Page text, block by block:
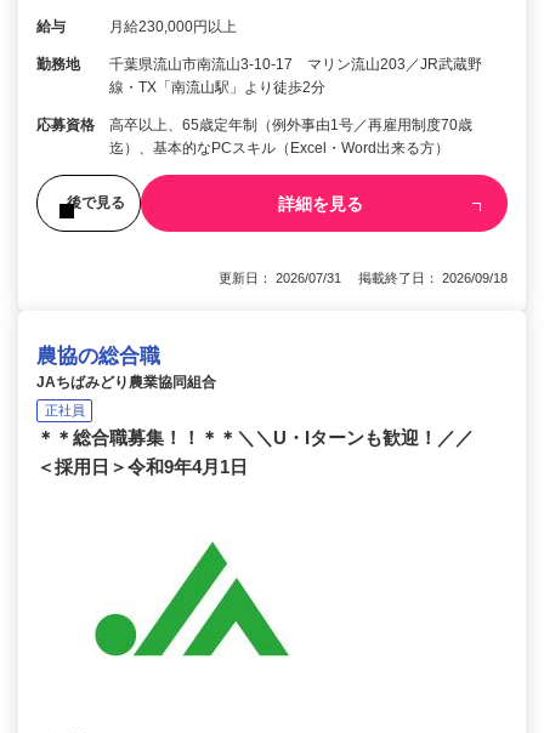
給与 月給230,000円以上
勤務地
千葉県流山市南流山3-10-17 マリン流山203／JR武蔵野
線・TX「南流山駅」より徒歩2分
応募資格
高卒以上、65歳定年制（例外事由1号／再雇用制度70歳
迄）、基本的なPCスキル（Excel・Word出来る方）
後で見る 詳細を見る
更新日： 2026/07/31 掲載終了日： 2026/09/18
農協の総合職
JAちばみどり農業協同組合
正社員
＊＊総合職募集！！＊＊＼＼U・Iターンも歓迎！／／
＜採用日＞令和9年4月1日